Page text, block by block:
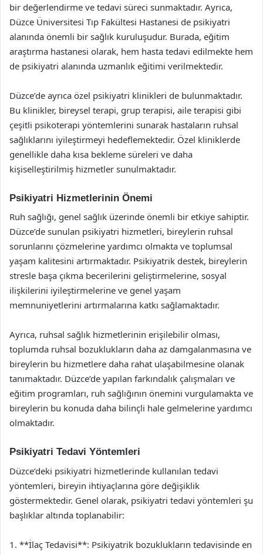
bir değerlendirme ve tedavi süreci sunmaktadır. Ayrıca,
Düzce Üniversitesi Tıp Fakültesi Hastanesi de psikiyatri
alanında önemli bir sağlık kuruluşudur. Burada, eğitim
araştırma hastanesi olarak, hem hasta tedavi edilmekte hem
de psikiyatri alanında uzmanlık eğitimi verilmektedir.
Düzce’de ayrıca özel psikiyatri klinikleri de bulunmaktadır.
Bu klinikler, bireysel terapi, grup terapisi, aile terapisi gibi
çeşitli psikoterapi yöntemlerini sunarak hastaların ruhsal
sağlıklarını iyileştirmeyi hedeflemektedir. Özel kliniklerde
genellikle daha kısa bekleme süreleri ve daha
kişiselleştirilmiş hizmetler sunulmaktadır.
Psikiyatri Hizmetlerinin Önemi
Ruh sağlığı, genel sağlık üzerinde önemli bir etkiye sahiptir.
Düzce’de sunulan psikiyatri hizmetleri, bireylerin ruhsal
sorunlarını çözmelerine yardımcı olmakta ve toplumsal
yaşam kalitesini artırmaktadır. Psikiyatrik destek, bireylerin
stresle başa çıkma becerilerini geliştirmelerine, sosyal
ilişkilerini iyileştirmelerine ve genel yaşam
memnuniyetlerini artırmalarına katkı sağlamaktadır.
Ayrıca, ruhsal sağlık hizmetlerinin erişilebilir olması,
toplumda ruhsal bozuklukların daha az damgalanmasına ve
bireylerin bu hizmetlere daha rahat ulaşabilmesine olanak
tanımaktadır. Düzce’de yapılan farkındalık çalışmaları ve
eğitim programları, ruh sağlığının önemini vurgulamakta ve
bireylerin bu konuda daha bilinçli hale gelmelerine yardımcı
olmaktadır.
Psikiyatri Tedavi Yöntemleri
Düzce’deki psikiyatri hizmetlerinde kullanılan tedavi
yöntemleri, bireyin ihtiyaçlarına göre değişiklik
göstermektedir. Genel olarak, psikiyatri tedavi yöntemleri şu
başlıklar altında toplanabilir:
1. **İlaç Tedavisi**: Psikiyatrik bozuklukların tedavisinde en